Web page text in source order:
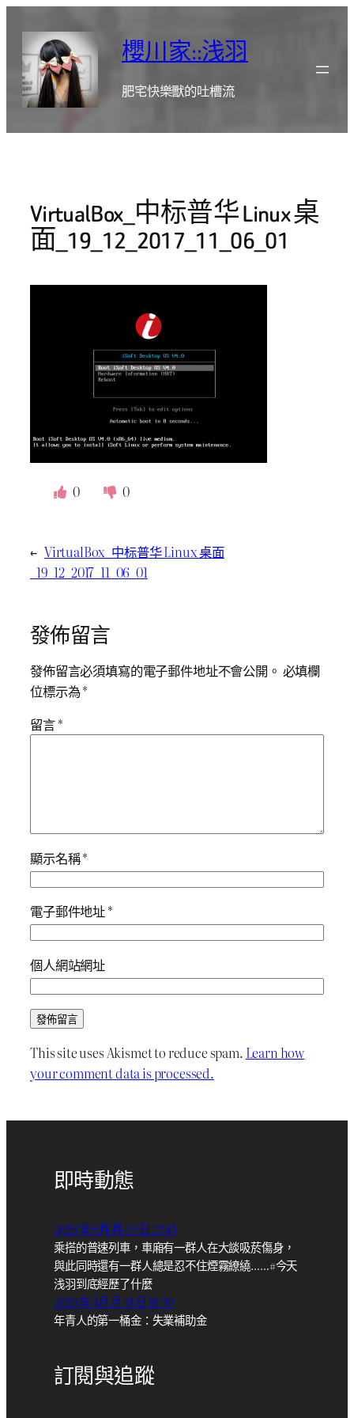
櫻川家::浅羽
肥宅快樂獸的吐槽流
VirtualBox_中标普华 Linux 桌
面_19_12_2017_11_06_01
0 0
← VirtualBox_中标普华 Linux 桌面
_19_12_2017_11_06_01
發佈留言
發佈留言必須填寫的電子郵件地址不會公開。 必填欄
位標示為*
留言*
顯示名稱*
電子郵件地址*
個人網站網址
This site uses Akismet to reduce spam. Learn how
your comment data is processed.
即時動態
2026 年 6月 月 09 日 23:45
乘搭的普速列車，車廂有一群人在大談吸菸傷身，
與此同時還有一群人總是忍不住煙霧繚繞……#今天
浅羽到底經歷了什麼
2026 年 5月 月 14 日 18:30
年青人的第一桶金：失業補助金
訂閱與追蹤